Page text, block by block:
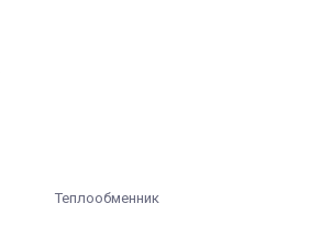
Теплообменник